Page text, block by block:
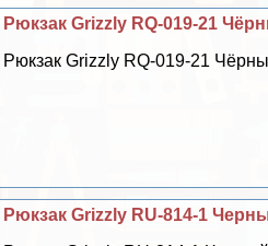
Рюкзак Grizzly RQ-019-21
Рюкзак Grizzly RQ-019-21
Рюкзак Grizzly RU-814-1